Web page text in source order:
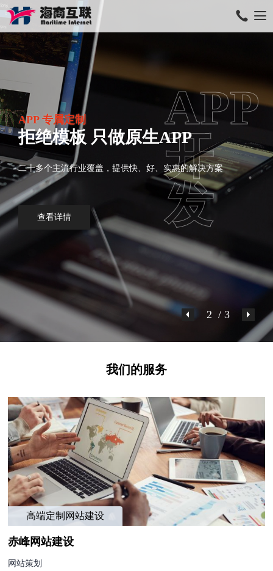
APP
开
发
APP 专属定制
拒绝模板 只做原生APP
二十多个主流行业覆盖，提供快、好、实惠的解决方案
查看详情
2 / 3
我们的服务
高端定制网站建设
赤峰网站建设
网站策划